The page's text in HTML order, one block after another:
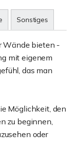
Sonstiges
Wände bieten -
mit eigenem
das man
Möglichkeit, den
zu beginnen,
oder